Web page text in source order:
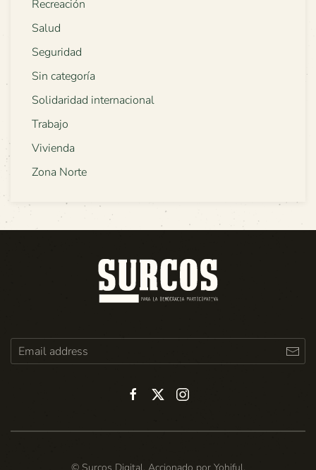
Recreación
Salud
Seguridad
Sin categoría
Solidaridad internacional
Trabajo
Vivienda
Zona Norte